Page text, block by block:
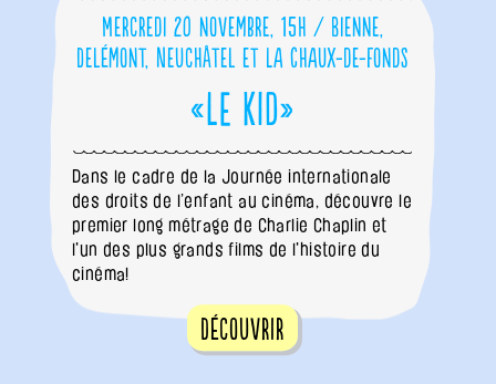
Mercredi 20 novembre, 15h / Bienne,
Delémont, Neuchâtel et La Chaux-de-Fonds
«Le Kid»
Dans le cadre de la Journée internationale
des droits de l’enfant au cinéma, découvre le
premier long métrage de Charlie Chaplin et
l'un des plus grands films de l'histoire du
cinéma!
Découvrir